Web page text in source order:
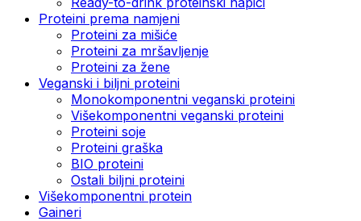
Proteini prema namjeni
Proteini za mišiće
Proteini za mršavljenje
Proteini za žene
Veganski i biljni proteini
Monokomponentni veganski proteini
Višekomponentni veganski proteini
Proteini soje
Proteini graška
BIO proteini
Ostali biljni proteini
Višekomponentni protein
Gaineri